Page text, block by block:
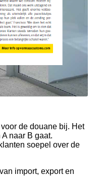
de douane bij. Het
naar B gaat.
soepel over de
import, export en